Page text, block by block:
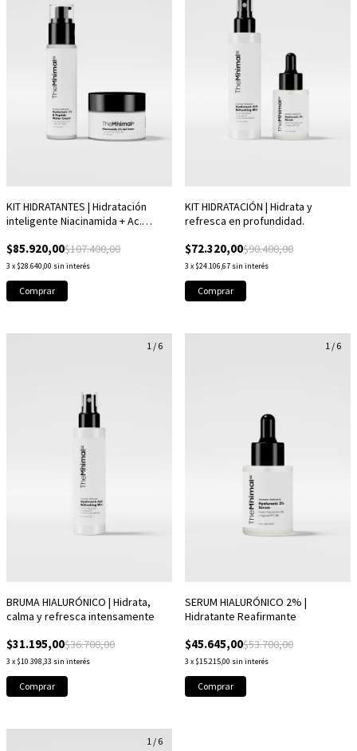
KIT HIDRATANTES | Hidratación
inteligente Niacinamida + Ac.
$85.920,00$107.400,00
3 x $28.640,00 sin interés
KIT HIDRATACIÓN | Hidrata y
refresca en profundidad.
$72.320,00$90.400,00
3 x $24.106,67 sin interés
1 / 6
BRUMA HIALURÓNICO | Hidrata,
calma y refresca intensamente
$31.195,00$36.700,00
3 x $10.398,33 sin interés
1 / 6
SERUM HIALURÓNICO 2% |
Hidratante Reafirmante
$45.645,00$53.700,00
3 x $15.215,00 sin interés
1 / 6